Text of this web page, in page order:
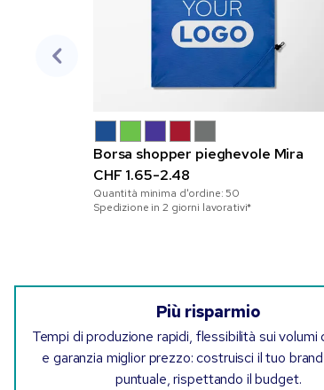
Borsa shopper pieghevole Mira
CHF 1.65-2.48
Quantità minima d'ordine:50
Spedizione in 2 giorni lavorativi*
Più risparmio
Tempi di produzione rapidi, flessibilità sui volumi
e garanzia miglior prezzo: costruisci il tuo
puntuale, rispettando il budget.